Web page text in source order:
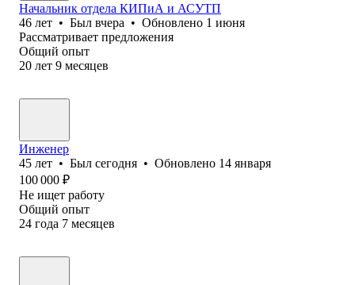
Начальник отдела КИПиА и АСУТП
46 лет • Был вчера • Обновлено 1 июня
Рассматривает предложения
Общий опыт
20 лет 9 месяцев
Инженер
45 лет • Был сегодня • Обновлено 14 января
100 000 ₽
Не ищет работу
Общий опыт
24 года 7 месяцев